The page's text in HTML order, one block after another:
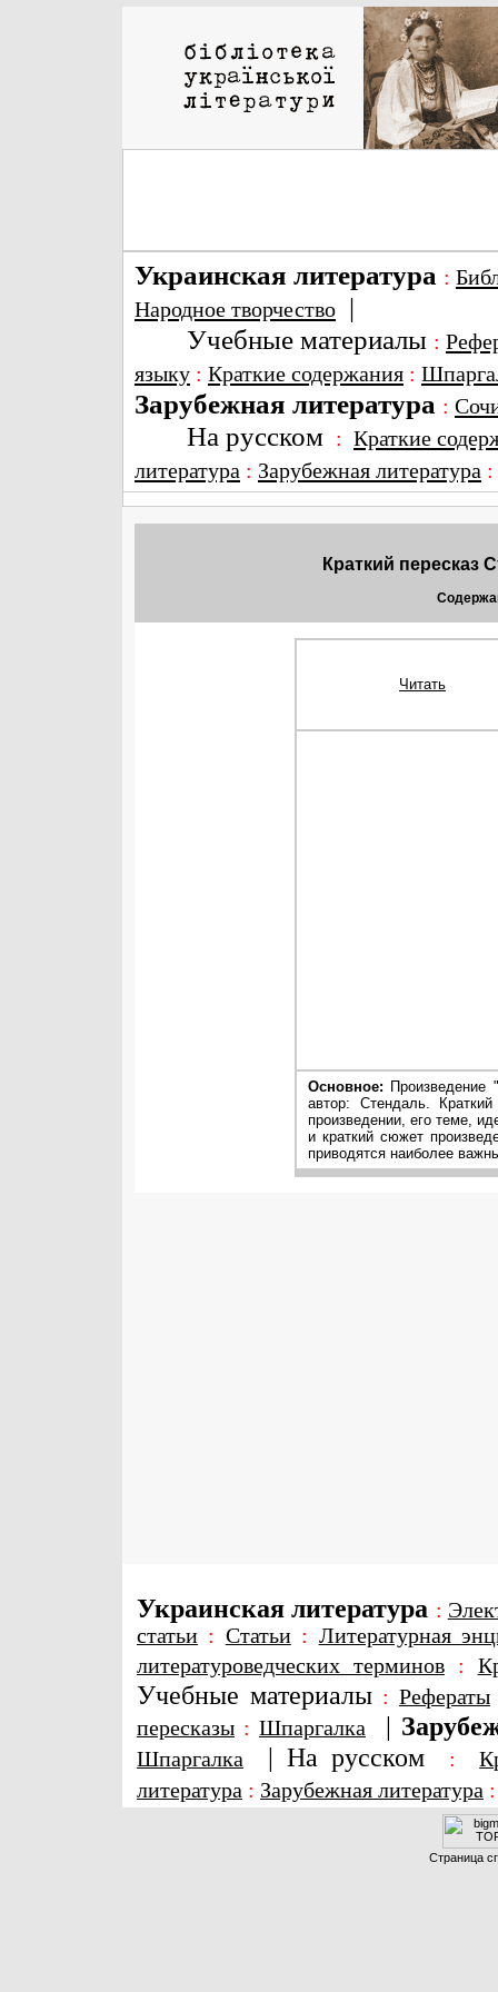
Украинская литература :
Народное творчество |
Учебные материалы :
языку : Краткие содержания :
Зарубежная литература :
На русском : Краткие
литература : Зарубежная литература
Краткий пересказ
Читать
Основное: Произведение
автор: Стендаль.
произведении, его теме,
и краткий сюжет
приводятся наиболее
Украинская литература :
статьи : Статьи: Литературная
литературоведческих терминов:
Учебные материалы : Рефераты
пересказы : Шпаргалка |
Шпаргалка | На русском :
литература : Зарубежная литература
Страница